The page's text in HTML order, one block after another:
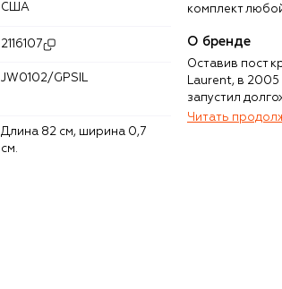
США
2116107
JW0102/GPSIL
Длина 82 cм, ширина 0,7
см.
комплект
О бренде
Оставив пост
Laurent, в
запустил
Форд,
Читать